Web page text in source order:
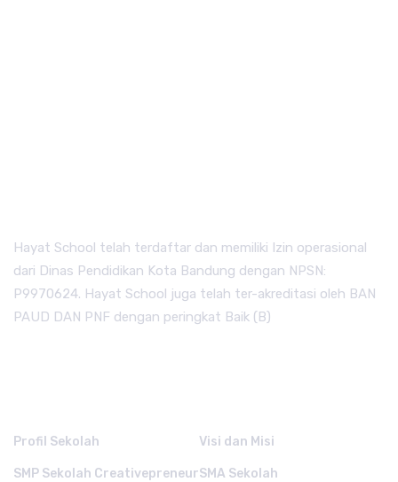
Hayat School telah terdaftar dan memiliki Izin operasional
dari Dinas Pendidikan Kota Bandung dengan NPSN:
P9970624. Hayat School juga telah ter-akreditasi oleh BAN
PAUD DAN PNF dengan peringkat Baik (B)
Profil Sekolah Visi dan Misi
SMP Sekolah CreativepreneurSMA Sekolah